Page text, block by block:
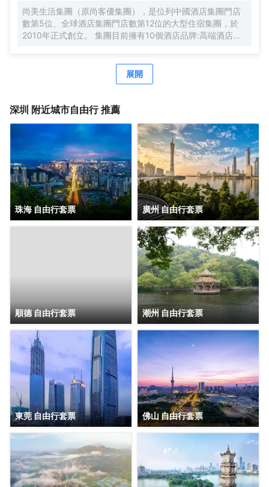
尚美生活集團（原尚客優集團），是位列中國酒店集團門店
數第5位、全球酒店集團門店數第12位的大型住宿集團，於
2010年正式創立。 集團目前擁有10個酒店品牌:高端酒店品
牌花美時、公寓品牌LIPPO公社。尚美生活旗下酒店超過
3500家（含在營店和籌建店），現已覆蓋全國31個省293座
團，尚美生活憑藉創新的商業模式、強大的品牌優勢和專業
創、共享大住宿共同體。未來，集團將不斷探索住宿業與互
聯網的結合、與新生活方式的結合，致力於成為全球領先的
生活服務連鎖平台，引領新尚美好生活。
展開
深圳 附近城市自由行 推薦
珠海 自由行套票 廣州 自由行套票
順德 自由行套票 潮州 自由行套票
東莞 自由行套票 佛山 自由行套票